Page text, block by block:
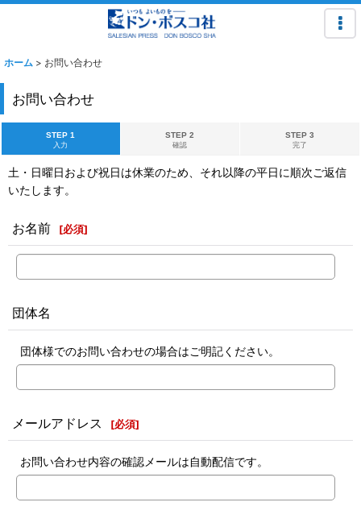
ホーム > お問い合わせ
お問い合わせ
STEP 1
入力
STEP 2
確認
STEP 3
完了
土・日曜日および祝日は休業のため、それ以降の平日に順次ご返信
いたします。
お名前 [必須]
団体名
団体様でのお問い合わせの場合はご明記ください。
メールアドレス [必須]
お問い合わせ内容の確認メールは自動配信です。